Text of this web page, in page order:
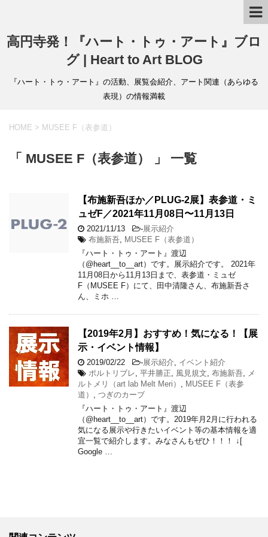
高円寺発！『ハート・トゥ・アート』ブロ
グ | Heart to Art BLOG
『ハート・トゥ・アート』の活動、展覧会紹介、アート関連（あらゆる
表現）の情報満載
HOME > MUSEE F（表参道）
「 MUSEE F（表参道） 」 一覧
【布施新吾ほか／PLUG-2展】表参道・ミ
ュゼF／2021年11月08日〜11月13日
2021/11/13 -展示紹介
布施新吾 MUSEE F（表参道）
『ハート・トゥ・アート』渡辺
（@heart__to__art）です。展示紹介です。 2021年
11月08日から11月13日まで、表参道・ミュゼ
F（MUSEE F）にて、田中清隆さん、布施新吾さ
ん、ミホ …
【2019年2月】おすすめ！気になる！【展
示・イベント情報】
2019/02/22 -展示紹介
イベント紹介
ポルトリブレ 平井勝正 風見規文 布施新吾
メ
ルトメリ（art lab Melt Meri）
MUSEE F（表参
道）
つぎのカーブ
『ハート・トゥ・アート』渡辺
（@heart__to__art）です。2019年月2月に行われる
気になる展示や行きたいイベント等の基本情報を適
宜一覧で紹介します。みなさんもぜひ！！！ ↓[
Google …